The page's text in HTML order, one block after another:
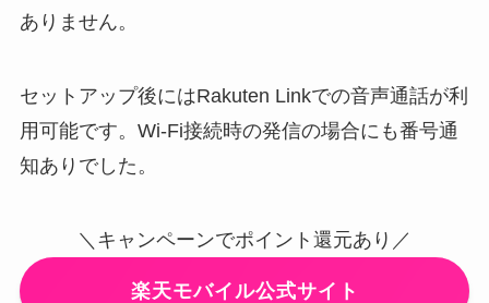
ありません。
セットアップ後にはRakuten Linkでの音声通話が利
用可能です。Wi-Fi接続時の発信の場合にも番号通
知ありでした。
＼キャンペーンでポイント還元あり／
楽天モバイル公式サイト